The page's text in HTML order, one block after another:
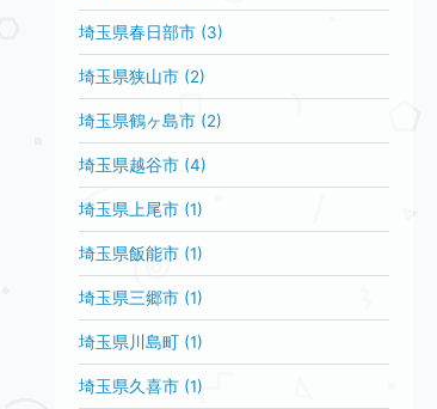
埼玉県春日部市 (3)
埼玉県狭山市 (2)
埼玉県鶴ヶ島市 (2)
埼玉県越谷市 (4)
埼玉県上尾市 (1)
埼玉県飯能市 (1)
埼玉県三郷市 (1)
埼玉県川島町 (1)
埼玉県久喜市 (1)